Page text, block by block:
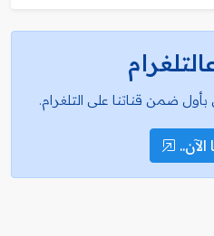
ضمن قناتنا على التلغرام.
الآن..